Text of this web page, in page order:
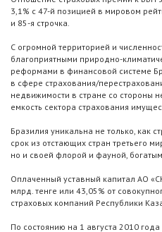
3,1% с 47-й позицией в мировом
и 85-я строчка.
С огромной территорией и
благоприятными природно-
реформами в финансовой системе
в сфере страхования/
недвижимости в стране со стороны
емкость сектора страхования
Бразилия уникальна не только, как
срок из отстающих стран третьего
но и своей флорой и фауной,
Оплаченный уставный капитал АО
млрд. тенге или 43,05% от
страховых компаний Республики
По состоянию на 1 августа 2010